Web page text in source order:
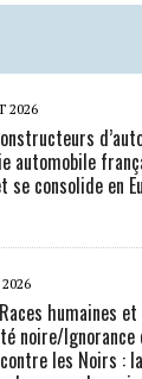
2026
automobile
se consolide en
humaines et
noire/Ignorance
les Noirs :